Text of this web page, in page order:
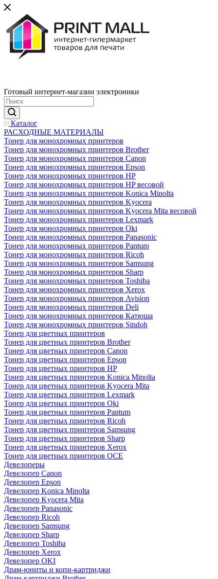
Готовый интернет-магазин электроники
Каталог
РАСХОДНЫЕ МАТЕРИАЛЫ
Тонер для монохромных принтеров
Тонер для монохромных принтеров Brother
Тонер для монохромных принтеров Canon
Тонер для монохромных принтеров Epson
Тонер для монохромных принтеров HP
Тонер для монохромных принтеров HP весовой
Тонер для монохромных принтеров Konica Minolta
Тонер для монохромных принтеров Kyocera
Тонер для монохромных принтеров Kyocera Mita весовой
Тонер для монохромных принтеров Lexmark
Тонер для монохромных принтеров Oki
Тонер для монохромных принтеров Panasonic
Тонер для монохромных принтеров Pantum
Тонер для монохромных принтеров Ricoh
Тонер для монохромных принтеров Samsung
Тонер для монохромных принтеров Sharp
Тонер для монохромных принтеров Toshiba
Тонер для монохромных принтеров Xerox
Тонер для монохромных принтеров Avision
Тонер для монохромных принтеров Deli
Тонер для монохромных принтеров Катюша
Тонер для монохромных принтеров Sindoh
Тонер для цветных принтеров
Тонер для цветных принтеров Brother
Тонер для цветных принтеров Canon
Тонер для цветных принтеров Epson
Тонер для цветных принтеров HP
Тонер для цветных принтеров Konica Minolta
Тонер для цветных принтеров Kyocera Mita
Тонер для цветных принтеров Lexmark
Тонер для цветных принтеров Oki
Тонер для цветных принтеров Pantum
Тонер для цветных принтеров Ricoh
Тонер для цветных принтеров Samsung
Тонер для цветных принтеров Sharp
Тонер для цветных принтеров Xerox
Тонер для цветных принтеров OCE
Девелоперы
Девелопер Canon
Девелопер Epson
Девелопер Konica Minolta
Девелопер Kyocera Mita
Девелопер Panasonic
Девелопер Ricoh
Девелопер Samsung
Девелопер Sharp
Девелопер Toshiba
Девелопер Xerox
Девелопер OKI
Драм-юниты и копи-картриджи